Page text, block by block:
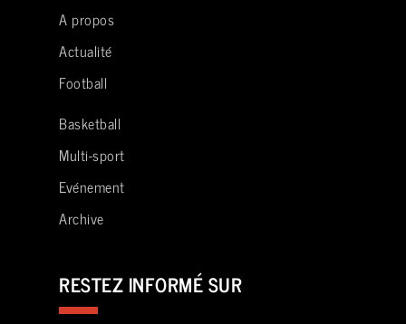
A propos
Actualité
Football
Basketball
Multi-sport
Evénement
Archive
RESTEZ INFORMÉ SUR